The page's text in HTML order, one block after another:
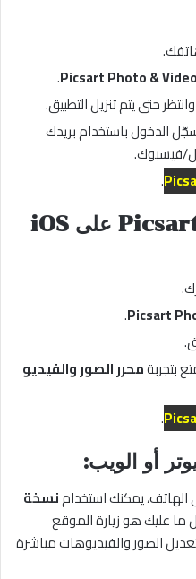
Picsart Photo &
.
وانتظر حتى يتم تنزيل التطبيق.
الدخول باستخدام بريدك
فيسبوك.
.
خطوات تحميل تطبيق Picsart على iOS
Picsart
.
بتجربةمحرر الصور والفيديو
.
الهاتف، يمكنك استخدامنسخة
عليك هو زيارة الموقع
الصور والفيديوهات مباشرة